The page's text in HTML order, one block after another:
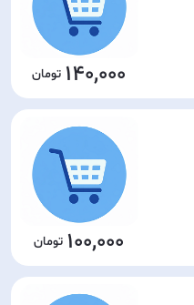
140,000
100,000